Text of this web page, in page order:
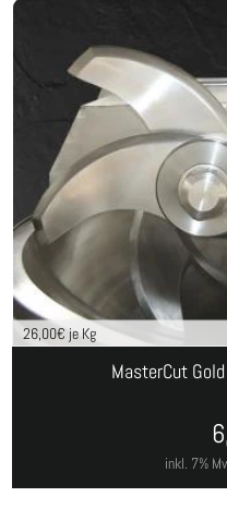
26,00€ je Kg
MasterCut
inkl. 7%